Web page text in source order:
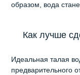
образом, вода
Как лучше
Идеальная талая
предварительного